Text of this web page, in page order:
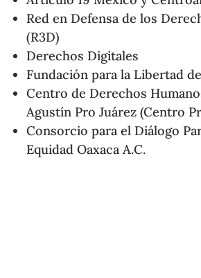
Red en Defensa de los
(R3D)
Derechos Digitales
Fundación para la Libertad
Centro de Derechos
Agustín Pro Juárez (Centro
Consorcio para el Diálogo
Equidad Oaxaca A.C.